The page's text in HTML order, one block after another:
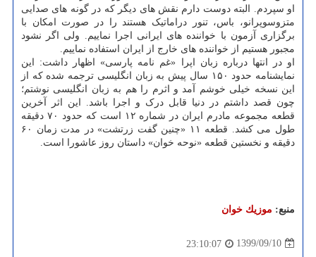
او سپردم. البته دوست دارم نقش های دیگر که در گونه های صدایی
متزوسوپرانو، باس، تنور دراماتیک هستند را در صورت امکان با
برگزاری آزمون با خواننده های ایرانی اجرا نماییم. ولی اگر نشود
مجبور هستیم از خواننده های خارج از ایران استفاده نماییم.
او در انتها درباره زبان اپرا «غم نامه پارسی» اظهار داشت: این
نمایشنامه حدود ۱۵۰ سال پیش به زبان انگلیسی ترجمه شده که از
این نسخه خیلی خوشم آمد و اثرم را هم به زبان انگلیسی نوشتم؛
چون قصد داشتم در دنیا قابل درک و اجرا باشد. این اثر آخرین
قطعه مجموعه مادرم ایران در شماره ۱۲ است که حدود ۷۰ دقیقه
طول می کشد. قطعه ۱۱ «چنین گفت زرتشت» در مدت زمان ۶۰
دقیقه و نخستین قطعه «نوحه خوان» داستان روز عاشورا است.
منبع: موزیك خوان
1399/09/10
23:10:07